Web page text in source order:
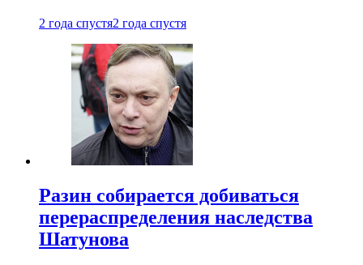
2 года спустя2 года спустя
Разин собирается добиваться
перераспределения наследства
Шатунова